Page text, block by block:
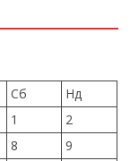
Сб
Нд
1
2
8
9